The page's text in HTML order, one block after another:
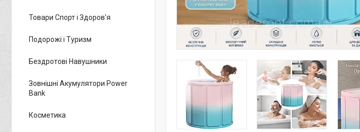
Товари Спорт і Здоров'я
Подорожі і Туризм
Бездротові Навушники
Зовнішні Акумулятори Power
Bank
Косметика